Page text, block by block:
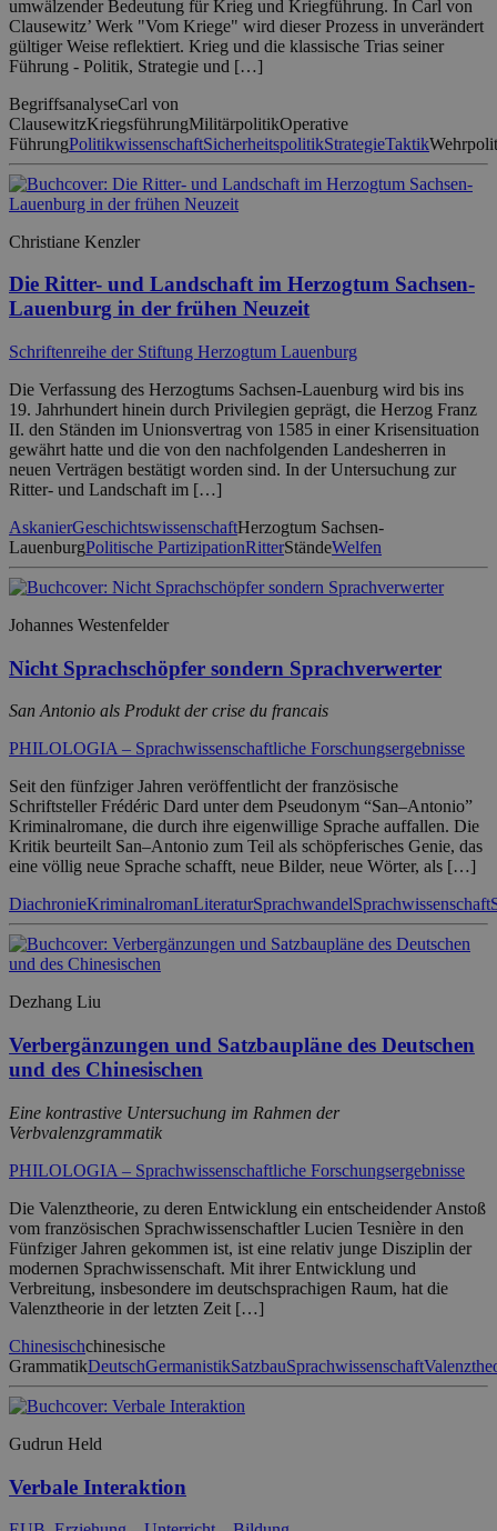
umwälzender Bedeutung für Krieg und Kriegführung. In Carl von
Clausewitz’ Werk "Vom Kriege" wird dieser Prozess in unverändert
gültiger Weise reflektiert. Krieg und die klassische Trias seiner
Führung - Politik, Strategie und […]
BegriffsanalyseCarl von
ClausewitzKriegsführungMilitärpolitikOperative
FührungPolitikwissenschaftSicherheitspolitikStrategieTaktik
Christiane Kenzler
Die Ritter- und Landschaft im Herzogtum Sachsen-
Lauenburg in der frühen Neuzeit
Schriftenreihe der Stiftung Herzogtum Lauenburg
Die Verfassung des Herzogtums Sachsen-Lauenburg wird bis ins
19. Jahrhundert hinein durch Privilegien geprägt, die Herzog Franz
II. den Ständen im Unionsvertrag von 1585 in einer Krisensituation
gewährt hatte und die von den nachfolgenden Landesherren in
neuen Verträgen bestätigt worden sind. In der Untersuchung zur
Ritter- und Landschaft im […]
AskanierGeschichtswissenschaftHerzogtum Sachsen-
LauenburgPolitische PartizipationRitterStändeWelfen
Johannes Westenfelder
Nicht Sprachschöpfer sondern Sprachverwerter
San Antonio als Produkt der crise du francais
PHILOLOGIA – Sprachwissenschaftliche Forschungsergebnisse
Seit den fünfziger Jahren veröffentlicht der französische
Schriftsteller Frédéric Dard unter dem Pseudonym “San–Antonio”
Kriminalromane, die durch ihre eigenwillige Sprache auffallen. Die
Kritik beurteilt San–Antonio zum Teil als schöpferisches Genie, das
eine völlig neue Sprache schafft, neue Bilder, neue Wörter, als […]
DiachronieKriminalromanLiteraturSprachwandelSprachwissenschaft
Dezhang Liu
Verbergänzungen und Satzbaupläne des Deutschen
und des Chinesischen
Eine kontrastive Untersuchung im Rahmen der
Verbvalenzgrammatik
PHILOLOGIA – Sprachwissenschaftliche Forschungsergebnisse
Die Valenztheorie, zu deren Entwicklung ein entscheidender Anstoß
vom französischen Sprachwissenschaftler Lucien Tesnière in den
Fünfziger Jahren gekommen ist, ist eine relativ junge Disziplin der
modernen Sprachwissenschaft. Mit ihrer Entwicklung und
Verbreitung, insbesondere im deutschsprachigen Raum, hat die
Valenztheorie in der letzten Zeit […]
Chinesischchinesische
GrammatikDeutschGermanistikSatzbauSprachwissenschaft
Gudrun Held
Verbale Interaktion